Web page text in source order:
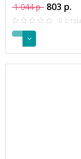
1 044 р. 803 р.
0